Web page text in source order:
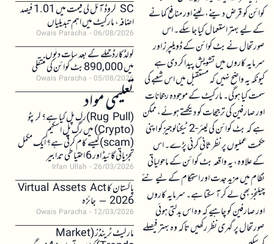
کوائن کو قرض دینے، لینے اور منافع کمانے
کے لیے بہتر استعمال کیا جا سکے۔ اس
صورتحال نے بٹ کوائن کے ڈویلپرز اور
سرمایہ کاروں میں تشویش پیدا کر دی ہے
کیونکہ یہ واضح نہیں کہ مستقبل میں اس شعبے کی
سمت کیا ہوگی۔ مارکیٹ کے موجودہ رجحانات
اور صارفین کی ترجیحات کو دیکھتے ہوئے، ممکن
ہے کہ بٹ کوائن کی لیئر-2 ٹیکنالوجیز کو اپنی
حکمت عملیوں پر نظر ثانی کرنی پڑے۔ اس
کے علاوہ، یہ واقعہ بٹ کوائن کے ماحولیاتی
نظام میں مزید جدت اور استحکام کے لیے نئے
چیلنجز بھی لے کر آ سکتا ہے۔ سرمایہ کاروں
اور صارفین کو چاہیے کہ وہ اس بدلتی ہوئی
صورتحال پر گہری نظر رکھیں تاکہ وہ بہتر فیصلے
SC کروڈ آئل کی قیمت میں 1.01 فیصد
اضافہ، مارکیٹ میں اہم تبدیلیاں
Owais Paracha 06/08/2026
کولڈکارڈ حملے کے بعد سات دنوں
میں 890,000 بٹ کوائن کی منتقلی
Owais Paracha 05/08/2026
تعلیمی مواد(Rug Pull)رگ پل کیا ہے؟ کرپٹو
(Crypto) میں رگ پل اسکیم
(scam)کیسے کام کرتی ہے؟ ایک مکمل
تجزیاتی گائیڈ اور 6 احتیاطی تدابیر
Irfan Ullah 26/03/2026
پاکستان کا Virtual Assets Act
2026 – جائزہ
Owais Paracha 12/03/2026
مارکیٹ ٹرینڈز (Market